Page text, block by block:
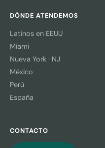
DÓNDE ATENDEMOS
Latinos en EEUU
Miami
Nueva York · NJ
México
Perú
España
CONTACTO